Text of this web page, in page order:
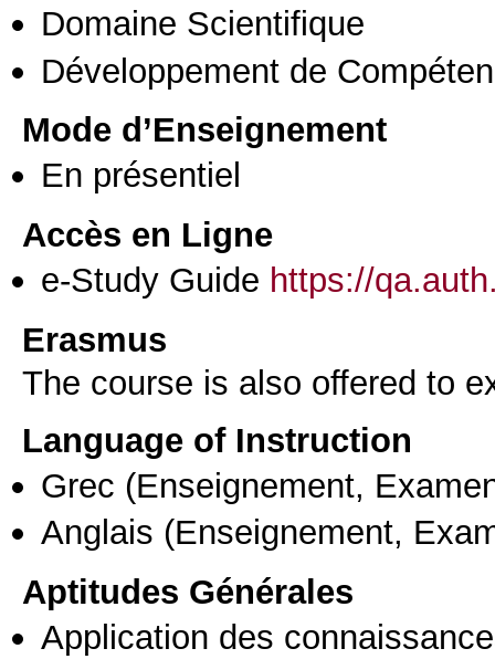
Domaine Scientifique
Développement de
Mode d’Enseignement
En présentiel
Accès en Ligne
e-Study Guide https://
Erasmus
The course is also offered to
Language of Instruction
Grec (Enseignement,
Anglais (Enseignement,
Aptitudes Générales
Application des